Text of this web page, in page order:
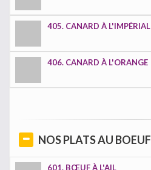
405. CANARD À L'IMPÉRIAL
406. CANARD À L'ORANGE
NOS PLATS AU BOEUF
601. BŒUF À L'AIL